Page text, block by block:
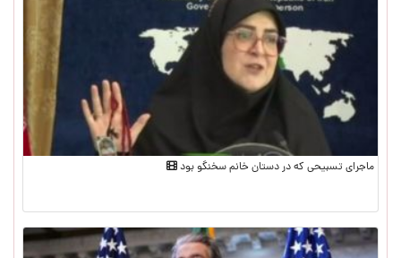
ماجرای تسبیحی که در دستان خانم سخنگو بود